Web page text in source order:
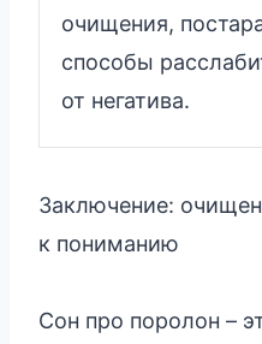
очищения,
способы
от негатива.
Заключение:
к пониманию
Сон про поролон –